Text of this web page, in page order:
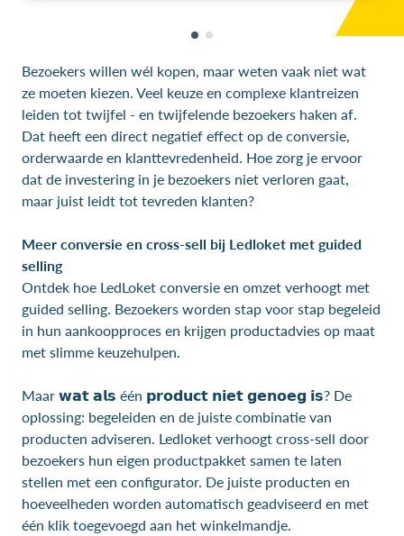
Bezoekers willen wél kopen, maar weten vaak niet wat
ze moeten kiezen. Veel keuze en complexe klantreizen
leiden tot twijfel - en twijfelende bezoekers haken af.
Dat heeft een direct negatief effect op de conversie,
orderwaarde en klanttevredenheid. Hoe zorg je ervoor
dat de investering in je bezoekers niet verloren gaat,
maar juist leidt tot tevreden klanten?
Meer conversie en cross-sell bij Ledloket met guided
selling
Ontdek hoe LedLoket conversie en omzet verhoogt met
guided selling. Bezoekers worden stap voor stap begeleid
in hun aankoopproces en krijgen productadvies op maat
met slimme keuzehulpen.
Maar 𝘄𝗮𝘁 𝗮𝗹𝘀 één 𝗽𝗿𝗼𝗱𝘂𝗰𝘁 𝗻𝗶𝗲𝘁 𝗴𝗲𝗻𝗼𝗲𝗴 𝗶𝘀? De
oplossing: begeleiden en de juiste combinatie van
producten adviseren. Ledloket verhoogt cross-sell door
bezoekers hun eigen productpakket samen te laten
stellen met een configurator. De juiste producten en
hoeveelheden worden automatisch geadviseerd en met
één klik toegevoegd aan het winkelmandje.